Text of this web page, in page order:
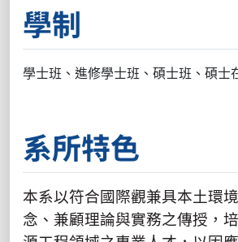
學制
學士班、進修學士班、碩士班、碩士
系所特色
本系以符合國際觀兼具本土環
念、兼顧理論與實務之傳授，